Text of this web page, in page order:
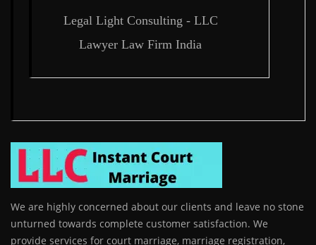
Legal Light Consulting - LLC
Lawyer Law Firm India
We are highly concerned about our clients and leave no stone
unturned towards complete customer satisfaction. We
provide services for court marriage, marriage registration,